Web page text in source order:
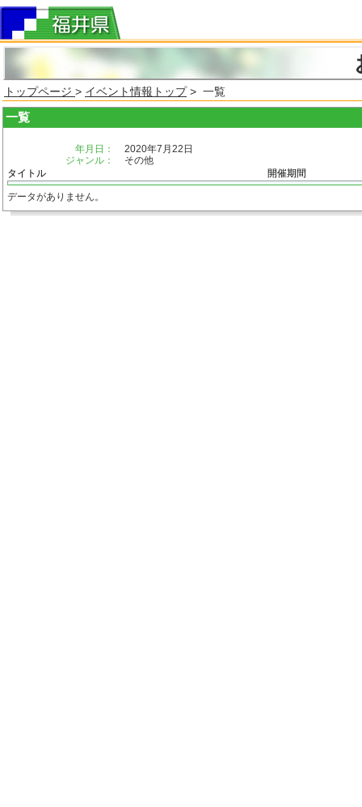
トップページ > イベント情報トップ> 一覧
一覧
年月日：
2020年7月22日
ジャンル：
その他
タイトル
開催期間
データがありません。